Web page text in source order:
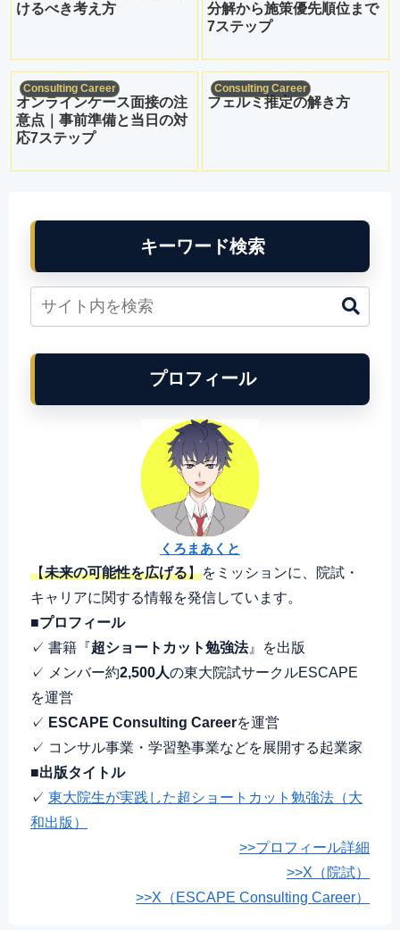
けるべき考え方
分解から施策優先順位まで
7ステップ
Consulting Career
オンラインケース面接の注
意点｜事前準備と当日の対
応7ステップ
Consulting Career
フェルミ推定の解き方
キーワード検索
プロフィール
くろまあくと
【未来の可能性を広げる】をミッションに、院試・
キャリアに関する情報を発信しています。
■プロフィール
✓ 書籍『超ショートカット勉強法』を出版
✓ メンバー約2,500人の東大院試サークルESCAPE
を運営
✓ ESCAPE Consulting Careerを運営
✓ コンサル事業・学習塾事業などを展開する起業家
■出版タイトル
✓ 東大院生が実践した超ショートカット勉強法（大
和出版）
>>プロフィール詳細
>>X（院試）
>>X（ESCAPE Consulting Career）